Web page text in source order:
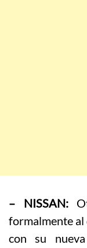
– NISSAN:
formalmente al
con su nueva